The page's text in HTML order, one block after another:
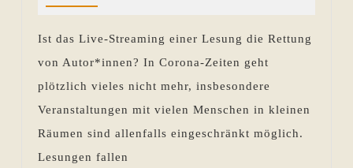
Rechtsfragen?
Ist das Live-Streaming einer Lesung die Rettung
von Autor*innen? In Corona-Zeiten geht
plötzlich vieles nicht mehr, insbesondere
Veranstaltungen mit vielen Menschen in kleinen
Räumen sind allenfalls eingeschränkt möglich.
Lesungen fallen